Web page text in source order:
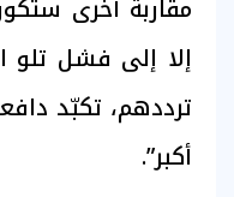
مقاربة أخرى
إلا إلى فشل تلو
ترددهم، تكبّد
أكبر”.